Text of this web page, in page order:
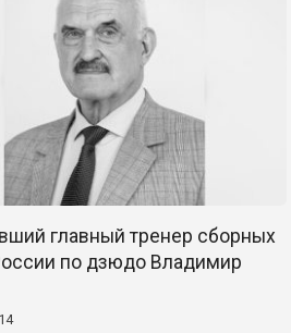
главный тренер сборных
по дзюдо Владимир
14